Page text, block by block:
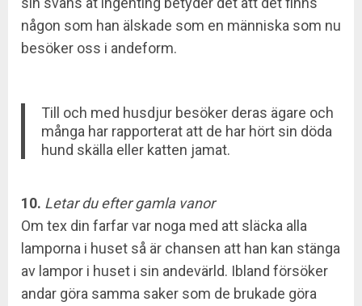
någon som han älskade som en människa som nu
besöker oss i andeform.
Till och med husdjur besöker deras ägare och
många har rapporterat att de har hört sin döda
hund skälla eller katten jamat.
10. Letar du efter gamla vanor
Om tex din farfar var noga med att släcka alla
lamporna i huset så är chansen att han kan stänga
av lampor i huset i sin andevärld. Ibland försöker
andar göra samma saker som de brukade göra